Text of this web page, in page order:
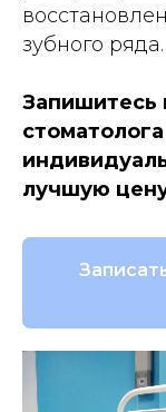
зубного ряда.
Запишитесь
лучшую